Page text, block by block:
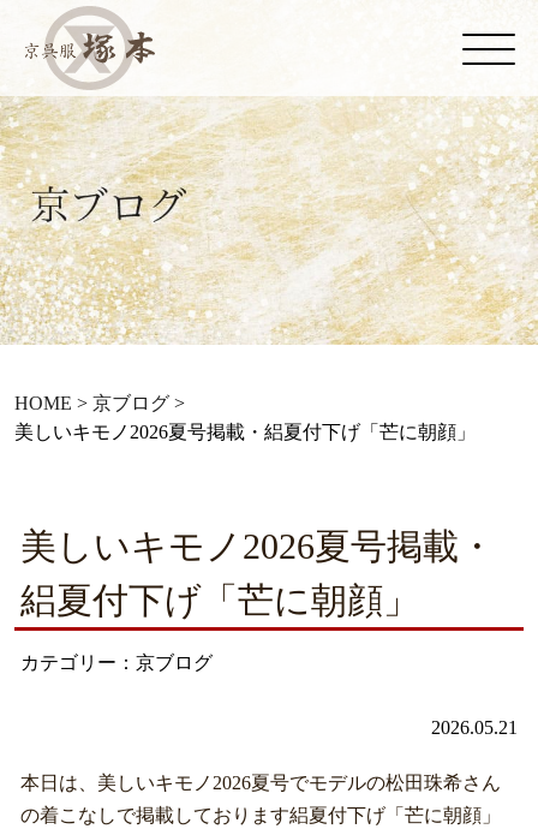
HOME > 京ブログ>
美しいキモノ2026夏号掲載・絽夏付下げ「芒に朝顔」
美しいキモノ2026夏号掲載・
絽夏付下げ「芒に朝顔」
カテゴリー：京ブログ
2026.05.21
本日は、美しいキモノ2026夏号でモデルの松田珠希さん
の着こなしで掲載しております絽夏付下げ「芒に朝顔」